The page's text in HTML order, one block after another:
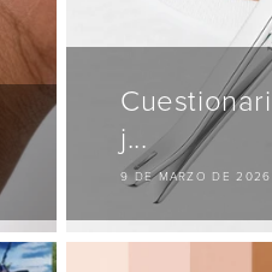
j...
9 DE MARZO DE 2026